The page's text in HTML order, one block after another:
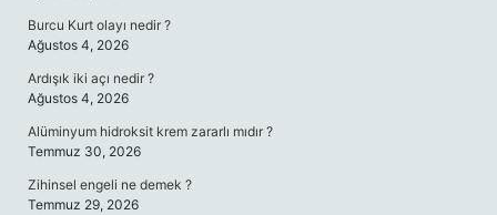
Burcu Kurt olayı nedir ?
Ağustos 4, 2026
Ardışık iki açı nedir ?
Ağustos 4, 2026
Alüminyum hidroksit krem zararlı mıdır ?
Temmuz 30, 2026
Zihinsel engeli ne demek ?
Temmuz 29, 2026